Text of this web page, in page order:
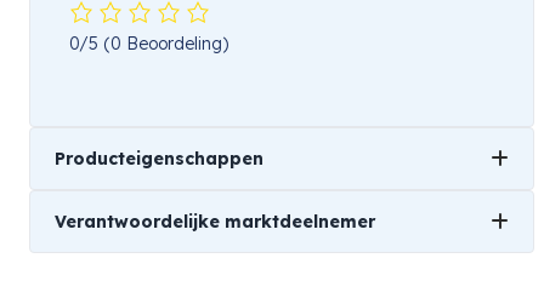
0/5 (0 Beoordeling)
Producteigenschappen
Merk
Verantwoordelijke marktdeelnemer